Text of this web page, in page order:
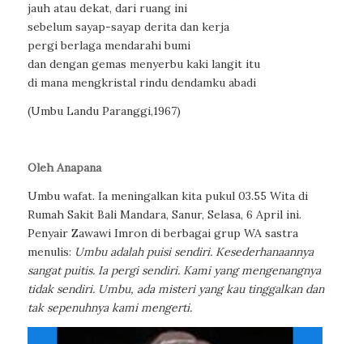
jauh atau dekat, dari ruang ini
sebelum sayap-sayap derita dan kerja
pergi berlaga mendarahi bumi
dan dengan gemas menyerbu kaki langit itu
di mana mengkristal rindu dendamku abadi
(Umbu Landu Paranggi,1967)
Oleh Anapana
Umbu wafat. Ia meningalkan kita pukul 03.55 Wita di
Rumah Sakit Bali Mandara, Sanur, Selasa, 6 April ini.
Penyair Zawawi Imron di berbagai grup WA sastra
menulis: Umbu adalah puisi sendiri. Kesederhanaannya
sangat puitis. Ia pergi sendiri. Kami yang mengenangnya
tidak sendiri. Umbu, ada misteri yang kau tinggalkan dan
tak sepenuhnya kami mengerti.